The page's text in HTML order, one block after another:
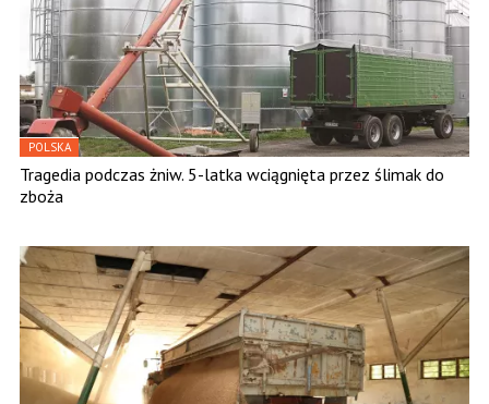
POLSKA
Tragedia podczas żniw. 5-latka wciągnięta przez ślimak do
zboża